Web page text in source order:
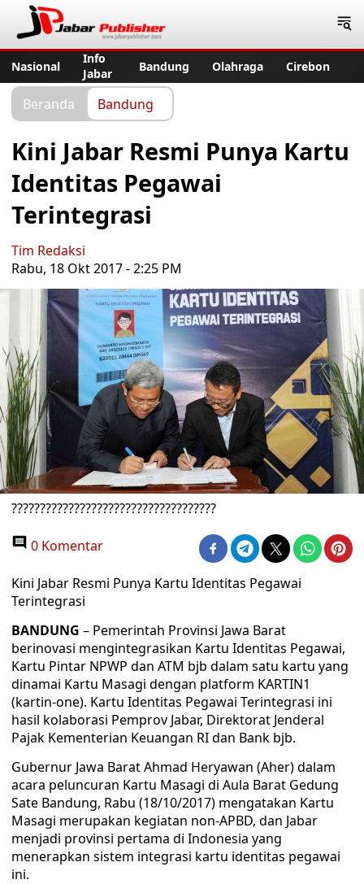
Nasional
Info
Jabar
Bandung Olahraga Cirebon
Beranda Bandung
Kini Jabar Resmi Punya Kartu
Identitas Pegawai
Terintegrasi
Tim Redaksi
Rabu, 18 Okt 2017 - 2:25 PM
????????????????????????????????????
0 Komentar
Kini Jabar Resmi Punya Kartu Identitas Pegawai
Terintegrasi
BANDUNG – Pemerintah Provinsi Jawa Barat
berinovasi mengintegrasikan Kartu Identitas Pegawai,
Kartu Pintar NPWP dan ATM bjb dalam satu kartu yang
dinamai Kartu Masagi dengan platform KARTIN1
(kartin-one). Kartu Identitas Pegawai Terintegrasi ini
hasil kolaborasi Pemprov Jabar, Direktorat Jenderal
Pajak Kementerian Keuangan RI dan Bank bjb.
Gubernur Jawa Barat Ahmad Heryawan (Aher) dalam
acara peluncuran Kartu Masagi di Aula Barat Gedung
Sate Bandung, Rabu (18/10/2017) mengatakan Kartu
Masagi merupakan kegiatan non-APBD, dan Jabar
menjadi provinsi pertama di Indonesia yang
menerapkan sistem integrasi kartu identitas pegawai
ini.